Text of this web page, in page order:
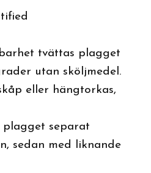
tvättas plagget
utan sköljmedel.
eller hängtorkas,
plagget separat
sedan med liknande